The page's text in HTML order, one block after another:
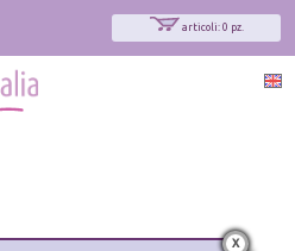
articoli: 0 pz.
x